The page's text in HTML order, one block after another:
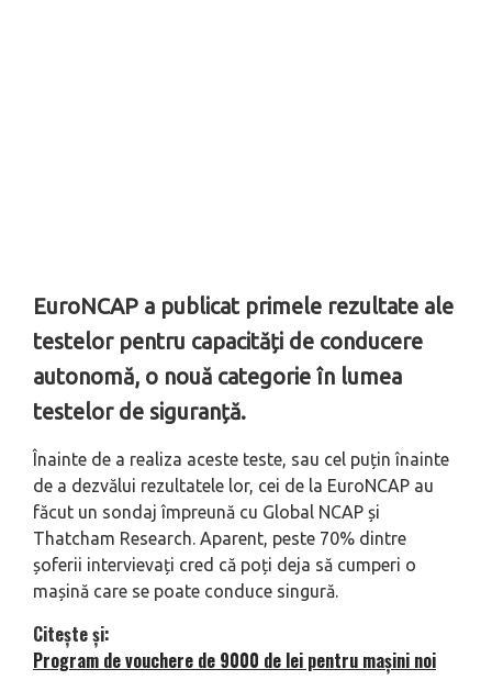
EuroNCAP a publicat primele rezultate ale
testelor pentru capacități de conducere
autonomă, o nouă categorie în lumea
testelor de siguranță.
Înainte de a realiza aceste teste, sau cel puțin înainte
de a dezvălui rezultatele lor, cei de la EuroNCAP au
făcut un sondaj împreună cu Global NCAP și
Thatcham Research. Aparent, peste 70% dintre
șoferii intervievați cred că poți deja să cumperi o
mașină care se poate conduce singură.
Citește și:
Program de vouchere de 9000 de lei pentru mașini noi